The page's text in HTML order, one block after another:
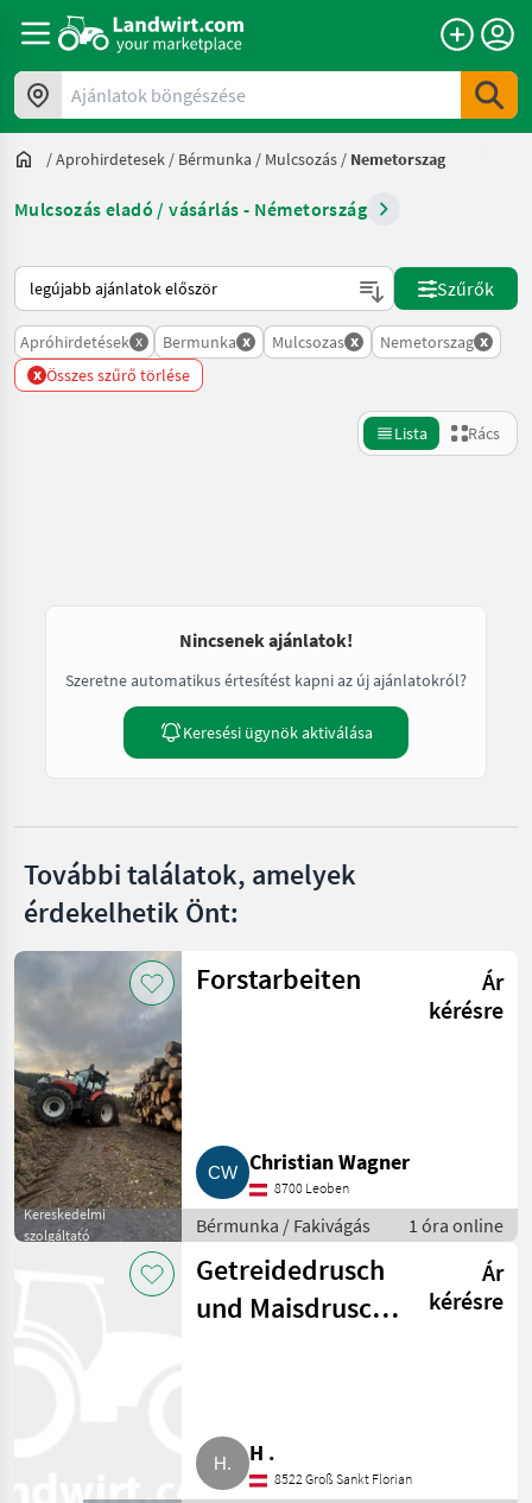
Ajánlatok böngészése
/Aprohirdetesek / Bérmunka / Mulcsozás / Nemetorszag
Mulcsozás eladó / vásárlás - Németország
Így van sorba rendezve a Landwirt.com-on
Szűrők
Apróhirdetések x Bermunka x Mulcsozas x Nemetorszag x
x Összes szűrő törlése
Lista Rács
Nincsenek ajánlatok!
Szeretne automatikus értesítést kapni az új ajánlatokról?
Keresési ügynök aktiválása
További találatok, amelyek
érdekelhetik Önt:
Kereskedelmi
szolgáltató
Forstarbeiten
Ár
kérésre
Christian Wagner
8700 Leoben
Bérmunka / Fakivágás 1 óra online
Getreidedrusch
und Maisdrusch
Ár
kérésre
H .
8522 Groß Sankt Florian